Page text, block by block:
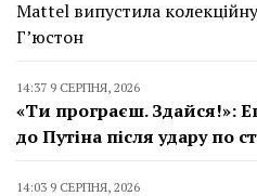
Mattel випустила
Г’юстон
14:37 9 СЕРПНЯ, 2026
«Ти програєш. Здайся!»:
до Путіна після удару по
14:03 9 СЕРПНЯ, 2026